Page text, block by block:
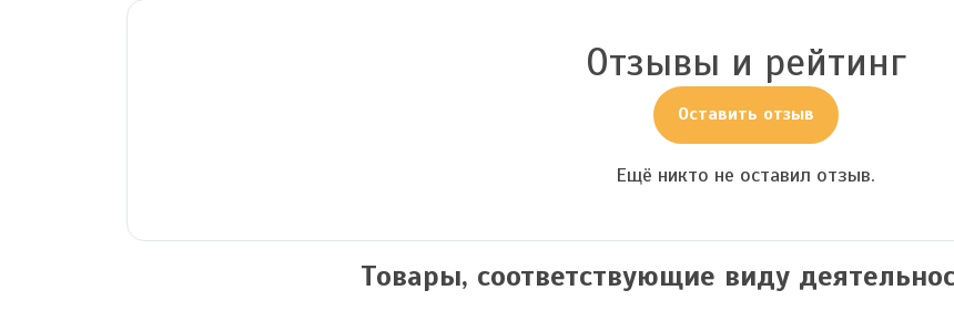
Отзывы и рейтинг
Оставить отзыв
Ещё никто не оставил отзыв.
Товары, соответствующие виду